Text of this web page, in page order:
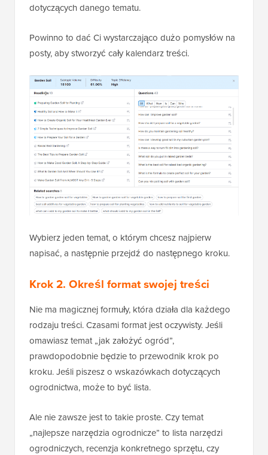
dotyczących danego tematu.
Powinno to dać Ci wystarczająco dużo pomysłów na
posty, aby stworzyć cały kalendarz treści.
Wybierz jeden temat, o którym chcesz najpierw
napisać, a następnie przejdź do następnego kroku.
Krok 2. Określ format swojej treści
Nie ma magicznej formuły, która działa dla każdego
rodzaju treści. Czasami format jest oczywisty. Jeśli
omawiasz temat „jak założyć ogród”,
prawdopodobnie będzie to przewodnik krok po
kroku. Jeśli piszesz o wskazówkach dotyczących
ogrodnictwa, może to być lista.
Ale nie zawsze jest to takie proste. Czy temat
„najlepsze narzędzia ogrodnicze” to lista narzędzi
ogrodniczych, recenzja konkretnego sprzętu, czy